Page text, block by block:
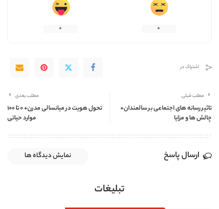
0
0
اشتراک در
مطلب قبلی
تاثیر رسانه های اجتماعی بر سالمندان+
چالش ها و مزایا
مطلب بعدی
تحول هویت در میانسالی مدرن+ 0 تا 100
موارد حیاتی
ارسال پاسخ نمایش دیدگاه ها
تبلیغات